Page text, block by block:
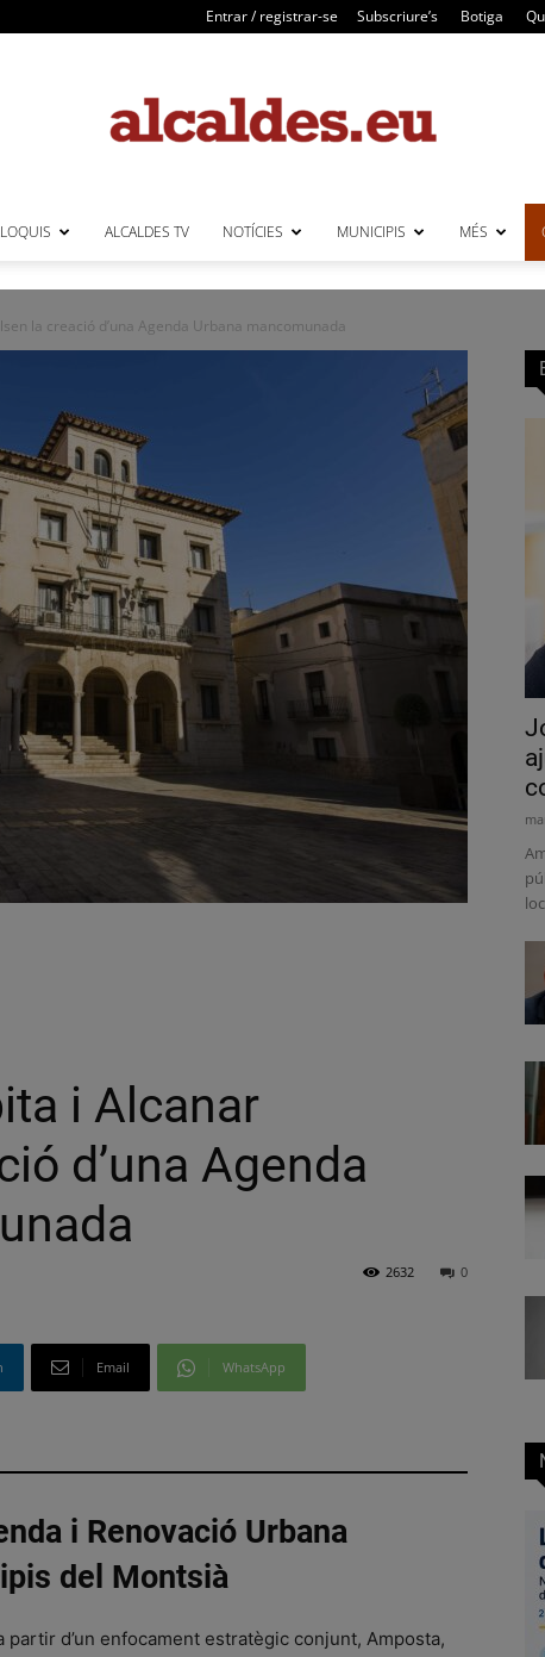
Entrar / registrar-se Subscriure’s Botiga
ALCALDES TV NOTÍCIES MUNICIPIS MÉS
la creació d’una Agenda Urbana mancomunada
i Alcanar
d’una Agenda
0
2632
Email WhatsApp
i Renovació Urbana
del Montsià
d’un enfocament estratègic conjunt, Amposta,